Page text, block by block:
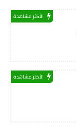
الأكثر مشاهدة
الأكثر مشاهدة